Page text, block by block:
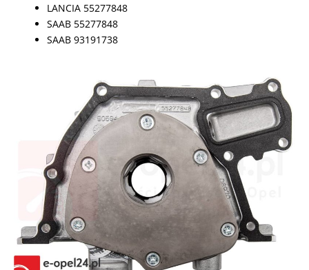
LANCIA 55277848
SAAB 55277848
SAAB 93191738